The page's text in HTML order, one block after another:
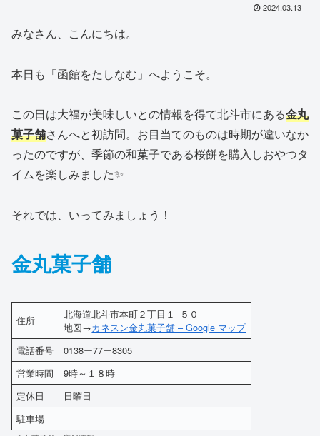
2024.03.13
みなさん、こんにちは。
本日も「函館をたしなむ」へようこそ。
この日は大福が美味しいとの情報を得て北斗市にある金丸
菓子舗さんへと初訪問。お目当てのものは時期が違いなか
ったのですが、季節の和菓子である桜餅を購入しおやつタ
イムを楽しみました✨
それでは、いってみましょう！
金丸菓子舗
住所
北海道北斗市本町２丁目１−５０
地図→カネスン金丸菓子舗 – Google マップ
電話番号
0138ー77ー8305
営業時間
9時～１８時
定休日
日曜日
駐車場